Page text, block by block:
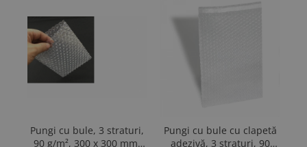
Pungi cu bule, 3 straturi,
90 g/m², 300 x 300 mm,
Pungi cu bule cu clapetă
adezivă, 3 straturi, 90